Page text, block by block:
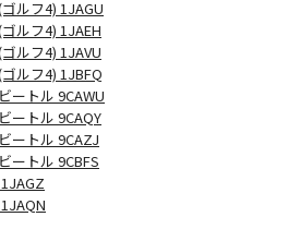
ルフ4) 1JAGU
ルフ4) 1JAEH
ルフ4) 1JAVU
ルフ4) 1JBFQ
ートル 9CAWU
ートル 9CAQY
ートル 9CAZJ
ートル 9CBFS